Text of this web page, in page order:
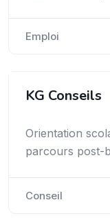
Emploi
KG Conseils
Orientation
parcours post-
Conseil